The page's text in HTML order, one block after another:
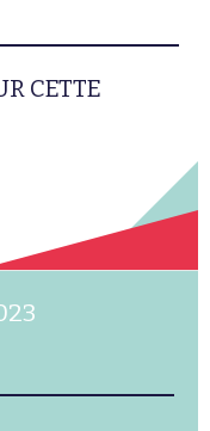
CETTE